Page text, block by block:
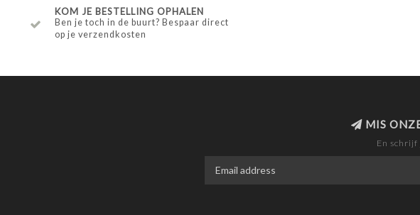
KOM JE BESTELLING OPHALEN
Ben je toch in de buurt? Bespaar direct
op je verzendkosten
MIS
En schrijf